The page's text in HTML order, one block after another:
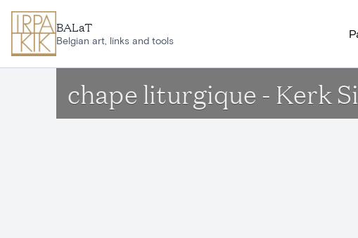
BALaT
Belgian art, links and tools
chape liturgique - Kerk